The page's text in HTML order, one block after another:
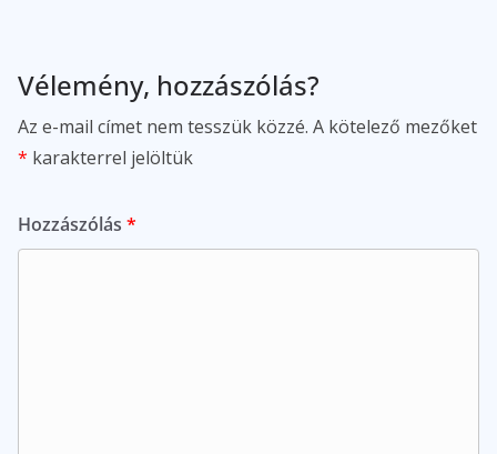
Vélemény, hozzászólás?
Az e-mail címet nem tesszük közzé. A kötelező mezőket
* karakterrel jelöltük
Hozzászólás *